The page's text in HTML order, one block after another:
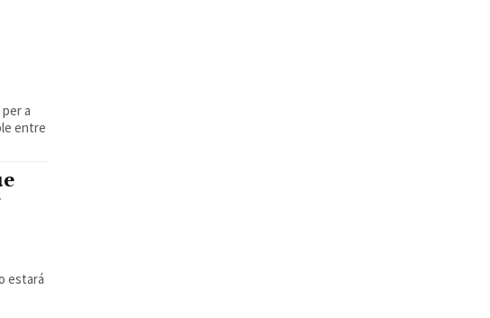
a
entre
estará